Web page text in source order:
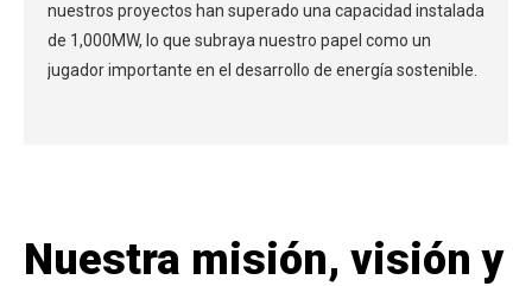
nuestros proyectos han superado una capacidad instalada
de 1,000MW, lo que subraya nuestro papel como un
jugador importante en el desarrollo de energía sostenible.
Nuestra misión, visión y